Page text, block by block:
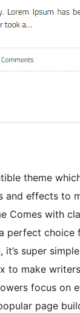
theme
and effects to
Comes with
perfect
super
to make
focus on
page